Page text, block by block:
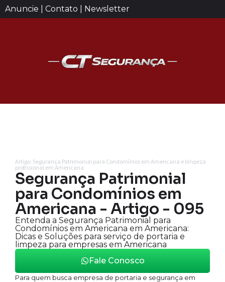
Anuncie | Contato | Newsletter
Artigo: Segurança Patrimonial para Condomínios em Americana e limpeza
profissional em Americana
Segurança Patrimonial
para Condomínios em
Americana - Artigo - 095
Entenda a Segurança Patrimonial para
Condomínios em Americana em Americana:
Dicas e Soluções para serviço de portaria e
limpeza para empresas em Americana
Fale Conosco
Para quem busca empresa de portaria e segurança em